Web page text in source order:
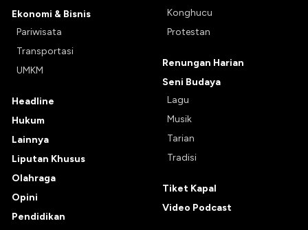
Ekonomi & Bisnis
Pariwisata
Transportasi
UMKM
Headline
Hukum
Lainnya
Liputan Khusus
Olahraga
Opini
Pendidikan
Konghucu
Protestan
Renungan Harian
Seni Budaya
Lagu
Musik
Tarian
Tradisi
Tiket Kapal
Video Podcast